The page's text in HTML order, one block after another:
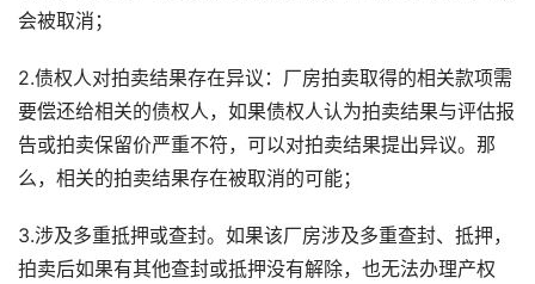
会被取消；
2.债权人对拍卖结果存在异议：厂房拍卖取得的相关款项需
要偿还给相关的债权人，如果债权人认为拍卖结果与评估报
告或拍卖保留价严重不符，可以对拍卖结果提出异议。那
么，相关的拍卖结果存在被取消的可能；
3.涉及多重抵押或查封。如果该厂房涉及多重查封、抵押，
拍卖后如果有其他查封或抵押没有解除，也无法办理产权